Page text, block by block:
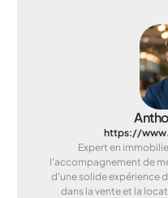
https://
Expert en
l'accompagnement de
d'une solide expérience
dans la vente et la